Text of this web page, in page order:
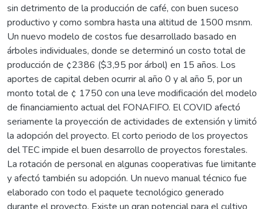
sin detrimento de la producción de café, con buen suceso
productivo y como sombra hasta una altitud de 1500 msnm.
Un nuevo modelo de costos fue desarrollado basado en
árboles individuales, donde se determinó un costo total de
producción de ¢2386 ($3,95 por árbol) en 15 años. Los
aportes de capital deben ocurrir al año 0 y al año 5, por un
monto total de ¢ 1750 con una leve modificación del modelo
de financiamiento actual del FONAFIFO. El COVID afectó
seriamente la proyección de actividades de extensión y limitó
la adopción del proyecto. El corto periodo de los proyectos
del TEC impide el buen desarrollo de proyectos forestales.
La rotación de personal en algunas cooperativas fue limitante
y afectó también su adopción. Un nuevo manual técnico fue
elaborado con todo el paquete tecnológico generado